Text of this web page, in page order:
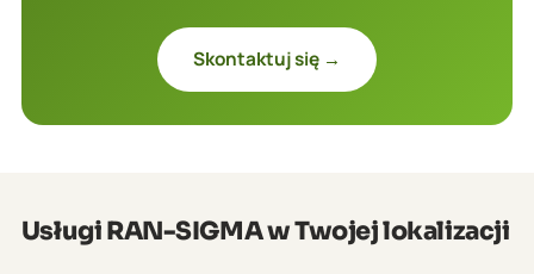
Skontaktuj się →
Usługi RAN-SIGMA w Twojej lokalizacji